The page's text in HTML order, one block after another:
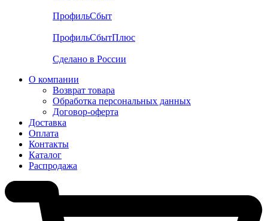
ПрофильСбыт
ПрофильСбытПлюс
Сделано в России
О компании
Возврат товара
Обработка персональных данных
Договор-оферта
Доставка
Оплата
Контакты
Каталог
Распродажа